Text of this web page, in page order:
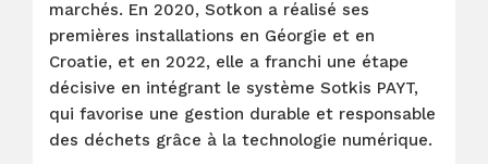
marchés. En 2020, Sotkon a réalisé ses
premières installations en Géorgie et en
Croatie, et en 2022, elle a franchi une étape
décisive en intégrant le système Sotkis PAYT,
qui favorise une gestion durable et responsable
des déchets grâce à la technologie numérique.